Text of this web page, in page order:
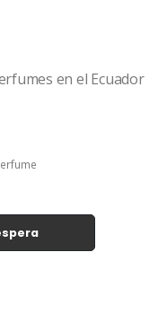
en el Ecuador